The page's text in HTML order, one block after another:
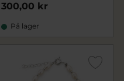
300,00 kr
På lager